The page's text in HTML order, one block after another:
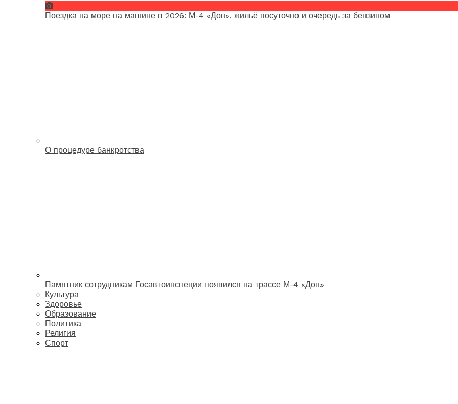
Поездка на море на машине в 2026: М-4 «Дон», жильё посуточно и очередь за бензином
О процедуре банкротства
Памятник сотрудникам Госавтоинспеции появился на трассе М-4 «Дон»
Культура
Здоровье
Образование
Политика
Религия
Спорт